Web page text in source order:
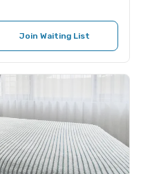
Join Waiting List